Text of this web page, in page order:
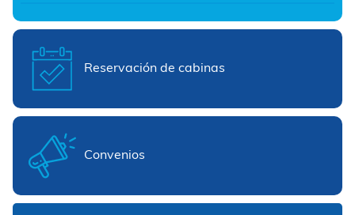
Reservación de cabinas
Convenios